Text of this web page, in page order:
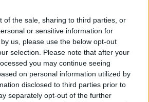
of the sale, sharing to third parties, or
or sensitive information for
us, please use the below opt-out
selection. Please note that after your
you may continue seeing
on personal information utilized by
disclosed to third parties prior to
separately opt-out of the further
της οικογένειας της 38χρονης
του υπ. Υποδομών Χρίστου Δήμα οι
του νέου αεροδρομίου